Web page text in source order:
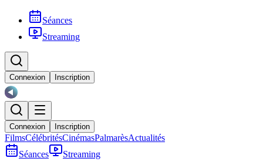
Séances
Streaming
Connexion Inscription
Connexion Inscription
FilmsCélébritésCinémasPalmarèsActualités
Séances
Streaming